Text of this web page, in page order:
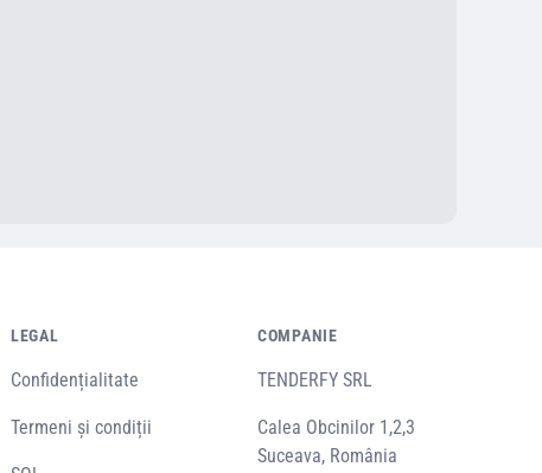
LEGAL
Confidențialitate
Termeni și condiții
COMPANIE
TENDERFY SRL
Calea Obcinilor 1,2,3
Suceava, România